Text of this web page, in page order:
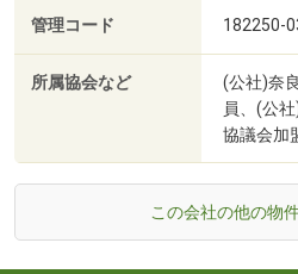
管理コード 182250-
所属協会など
(公社)奈
員、(公
協議会加
この会社の他の物